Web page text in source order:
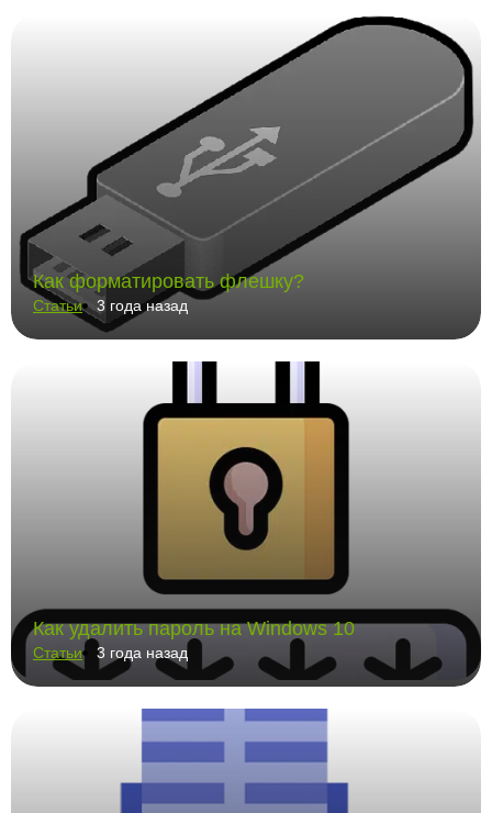
Как форматировать флешку?
Статьи 3 года назад
Как удалить пароль на Windows 10
Статьи 3 года назад